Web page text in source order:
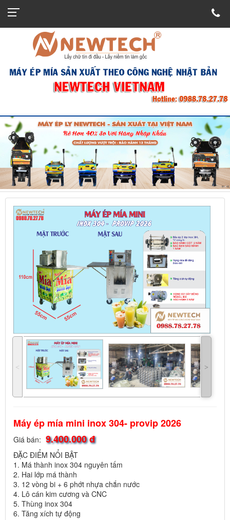
˂ ˃
Máy ép mía mini inox 304- provip 2026
Giá bán: 9.400.000 đ
ĐẶC ĐIỂM NỔI BẬT
1. Má thành inox 304 nguyên tấm
2. Hai lớp má thành
3. 12 vòng bi + 6 phớt nhựa chắn nước
4. Lô cán kim cương và CNC
5. Thùng inox 304
6. Tăng xích tự động